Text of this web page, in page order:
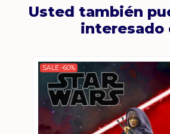
Usted también
interesado
SALE -60%